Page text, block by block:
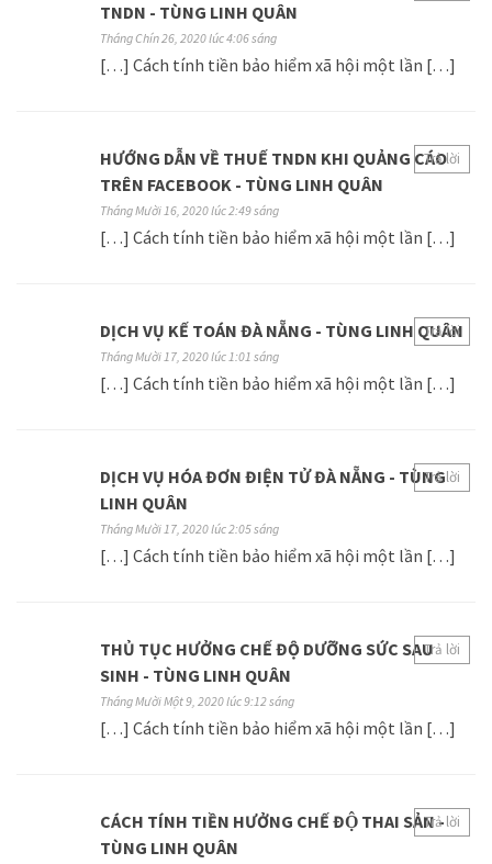
TNDN - TÙNG LINH QUÂN
Tháng Chín 26, 2020 lúc 4:06 sáng
[…] Cách tính tiền bảo hiểm xã hội một lần […]
HƯỚNG DẪN VỀ THUẾ TNDN KHI QUẢNG CÁO
TRÊN FACEBOOK - TÙNG LINH QUÂN
Tháng Mười 16, 2020 lúc 2:49 sáng
[…] Cách tính tiền bảo hiểm xã hội một lần […]
Trả lời
DỊCH VỤ KẾ TOÁN ĐÀ NẴNG - TÙNG LINH QUÂN
Tháng Mười 17, 2020 lúc 1:01 sáng
[…] Cách tính tiền bảo hiểm xã hội một lần […]
Trả lời
DỊCH VỤ HÓA ĐƠN ĐIỆN TỬ ĐÀ NẴNG - TÙNG
LINH QUÂN
Tháng Mười 17, 2020 lúc 2:05 sáng
[…] Cách tính tiền bảo hiểm xã hội một lần […]
Trả lời
THỦ TỤC HƯỞNG CHẾ ĐỘ DƯỠNG SỨC SAU
SINH - TÙNG LINH QUÂN
Tháng Mười Một 9, 2020 lúc 9:12 sáng
[…] Cách tính tiền bảo hiểm xã hội một lần […]
Trả lời
CÁCH TÍNH TIỀN HƯỞNG CHẾ ĐỘ THAI SẢN -
TÙNG LINH QUÂN
Trả lời